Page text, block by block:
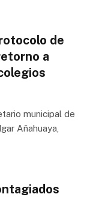
de
a
municipal de
Añahuaya,